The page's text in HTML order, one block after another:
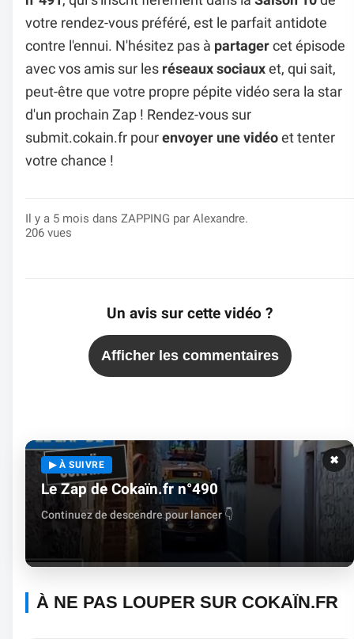
votre rendez-vous préféré, est le parfait antidote
contre l'ennui. N'hésitez pas à partager cet épisode
avec vos amis sur les réseaux sociaux et, qui sait,
peut-être que votre propre pépite vidéo sera la star
d'un prochain Zap ! Rendez-vous sur
submit.cokain.fr pour envoyer une vidéo et tenter
votre chance !
Il y a 5 mois dans ZAPPING par Alexandre.
206 vues
Un avis sur cette vidéo ?
Afficher les commentaires
✖
▶ À SUIVRE
Le Zap de Cokaïn.fr n°490
Continuez de descendre pour lancer 👇
À NE PAS LOUPER SUR COKAÏN.FR